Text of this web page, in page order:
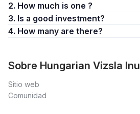
2. How much is one ?
3. Is a good investment?
4. How many are there?
Sobre Hungarian Vizsla Inu
Sitio web
Comunidad